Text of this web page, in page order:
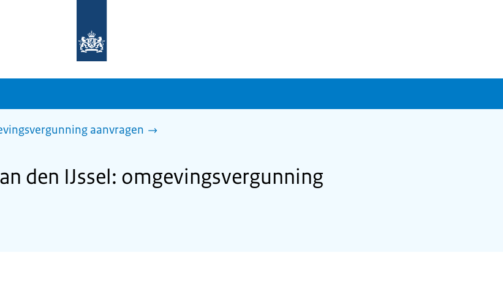
homepage
sdg.rijksoverheid.nl
aanvragen
den IJssel: omgevingsvergunning